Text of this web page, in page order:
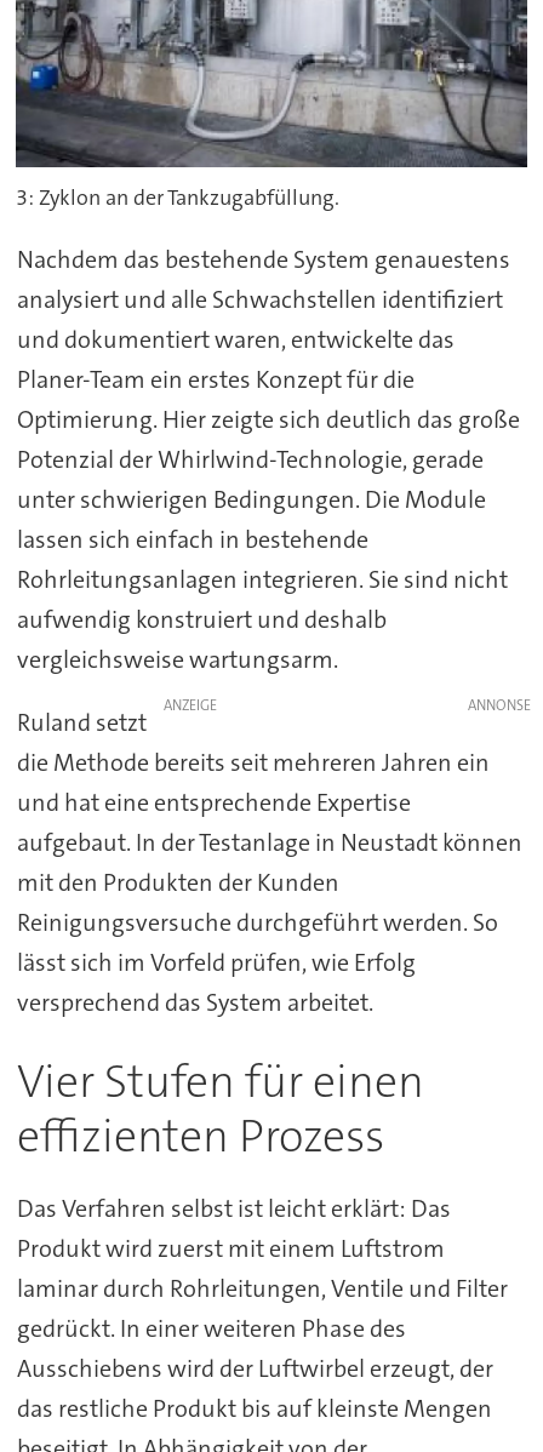
3: Zyklon an der Tankzugabfüllung.
Nachdem das bestehende System genauestens
analysiert und alle Schwachstellen identifiziert
und dokumentiert waren, entwickelte das
Planer-Team ein erstes Konzept für die
Optimierung. Hier zeigte sich deutlich das große
Potenzial der Whirlwind-Technologie, gerade
unter schwierigen Bedingungen. Die Module
lassen sich einfach in bestehende
Rohrleitungsanlagen integrieren. Sie sind nicht
aufwendig konstruiert und deshalb
vergleichsweise wartungsarm.
ANZEIGE
Ruland setzt
die Methode bereits seit mehreren Jahren ein
und hat eine entsprechende Expertise
aufgebaut. In der Testanlage in Neustadt können
mit den Produkten der Kunden
Reinigungsversuche durchgeführt werden. So
lässt sich im Vorfeld prüfen, wie Erfolg
versprechend das System arbeitet.
Vier Stufen für einen
effizienten Prozess
Das Verfahren selbst ist leicht erklärt: Das
Produkt wird zuerst mit einem Luftstrom
laminar durch Rohrleitungen, Ventile und Filter
gedrückt. In einer weiteren Phase des
Ausschiebens wird der Luftwirbel erzeugt, der
das restliche Produkt bis auf kleinste Mengen